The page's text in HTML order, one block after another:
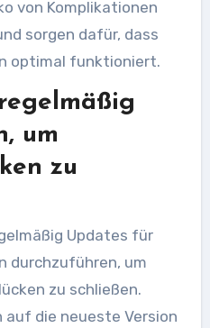
von Komplikationen
sorgen dafür, dass
optimal funktioniert.
um
zu
Updates für
durchzuführen, um
zu schließen.
auf die neueste Version